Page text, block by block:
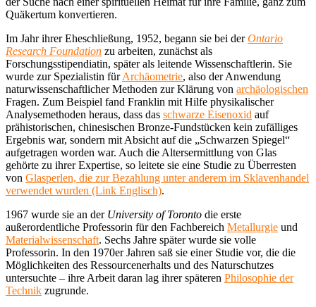
Quäkertum konvertieren.
Im Jahr ihrer Eheschließung, 1952, begann sie bei derOntario
Research Foundation zu arbeiten, zunächst als
Forschungsstipendiatin, später als leitende Wissenschaftlerin. Sie
wurde zur Spezialistin fürArchäometrie, also der Anwendung
naturwissenschaftlicher Methoden zur Klärung von archäologischen
Fragen. Zum Beispiel fand Franklin mit Hilfe physikalischer
Analysemethoden heraus, dass das schwarze Eisenoxid auf
prähistorischen, chinesischen Bronze-Fundstücken kein zufälliges
Ergebnis war, sondern mit Absicht auf die „Schwarzen Spiegel“
aufgetragen worden war. Auch die Altersermittlung von Glas
gehörte zu ihrer Expertise, so leitete sie eine Studie zu Überresten
von Glasperlen, die zur Bezahlung unter anderem im Sklavenhandel
verwendet wurden (Link Englisch).
1967 wurde sie an der University of Toronto die erste
außerordentliche Professorin für den Fachbereich Metallurgie und
Materialwissenschaft. Sechs Jahre später wurde sie volle
Professorin. In den 1970er Jahren saß sie einer Studie vor, die die
Möglichkeiten des Ressourcenerhalts und des Naturschutzes
untersuchte – ihre Arbeit daran lag ihrer späteren Philosophie der
Technik zugrunde.